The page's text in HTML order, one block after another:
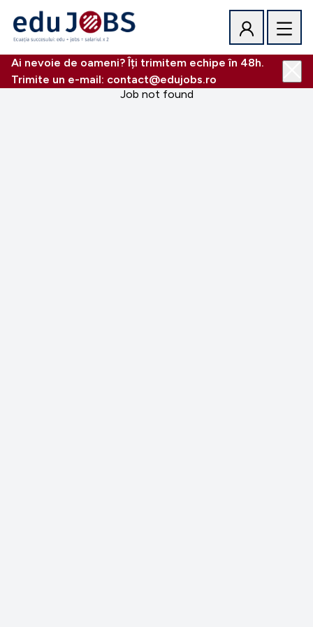
Ai nevoie de oameni? Îți trimitem echipe în 48h.
Trimite un e-mail: contact@edujobs.ro
Job not found